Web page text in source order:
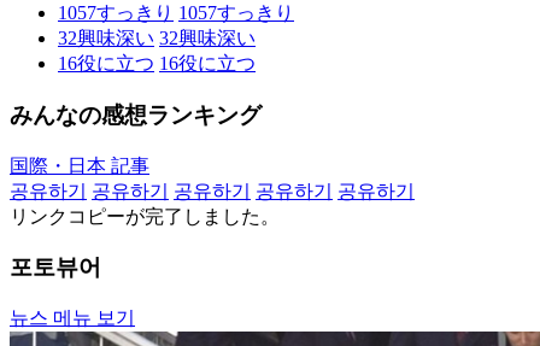
1057すっきり 1057すっきり
32興味深い 32興味深い
16役に立つ 16役に立つ
みんなの感想ランキング
国際・日本 記事
공유하기
공유하기 공유하기 공유하기
공유하기
リンクコピーが完了しました。
포토뷰어
뉴스 메뉴 보기